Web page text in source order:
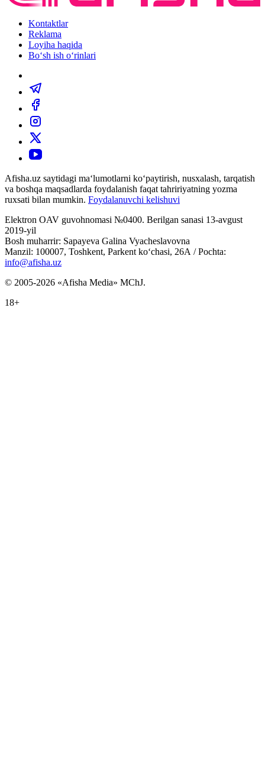
Kontaktlar
Reklama
Loyiha haqida
Bo‘sh ish o‘rinlari
Afisha.uz saytidagi ma‘lumotlarni ko‘paytirish, nusxalash, tarqatish
va boshqa maqsadlarda foydalanish faqat tahririyatning yozma
ruxsati bilan mumkin. Foydalanuvchi kelishuvi
Elektron OAV guvohnomasi №0400. Berilgan sanasi 13-avgust
2019-yil
Bosh muharrir: Sapayeva Galina Vyacheslavovna
Manzil: 100007, Toshkent, Parkent ko‘chasi, 26А / Pochta:
info@afisha.uz
© 2005-2026 «Afisha Media» MChJ.
18+